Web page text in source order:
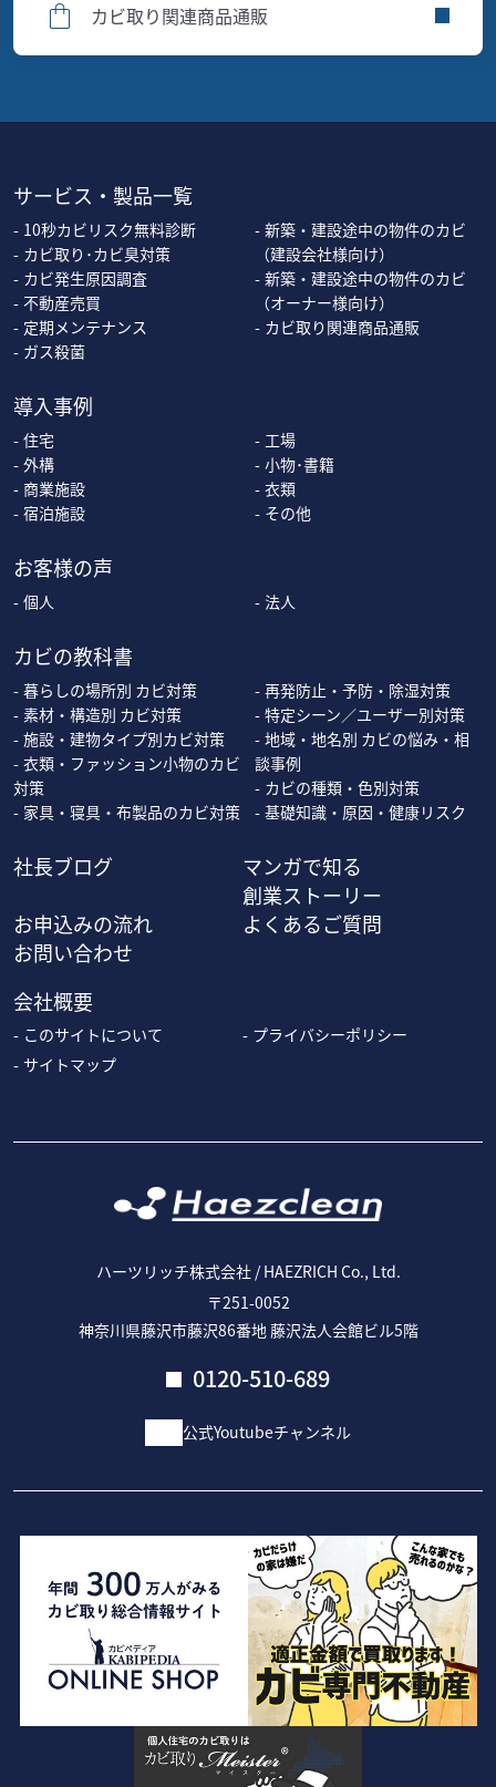
カビ取り関連商品通販
ハーツリッチ株式会社 / HAEZRICH Co., Ltd.
〒251-0052
神奈川県藤沢市藤沢86番地 藤沢法人会館ビル5階
0120-510-689
公式Youtubeチャンネル
サービス・製品一覧
10秒カビリスク無料診断
カビ取り･カビ臭対策
カビ発生原因調査
不動産売買
定期メンテナンス
ガス殺菌
新築・建設途中の物件のカビ
（建設会社様向け）
新築・建設途中の物件のカビ
（オーナー様向け）
カビ取り関連商品通販
お客様の声
個人 法人
導入事例
住宅
外構
商業施設
宿泊施設
工場
小物･書籍
衣類
その他
カビの教科書
暮らしの場所別 カビ対策
素材・構造別 カビ対策
施設・建物タイプ別カビ対策
衣類・ファッション小物のカビ
対策
家具・寝具・布製品のカビ対策
再発防止・予防・除湿対策
特定シーン／ユーザー別対策
地域・地名別 カビの悩み・相
談事例
カビの種類・色別対策
基礎知識・原因・健康リスク
社長ブログ
マンガで知る
創業ストーリー
お申込みの流れ
よくあるご質問
お問い合わせ
会社概要
このサイトについて
プライバシーポリシー
サイトマップ